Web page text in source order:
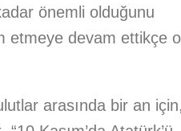
önemli olduğunu
etmeye devam ettikçe o
arasında bir an için,